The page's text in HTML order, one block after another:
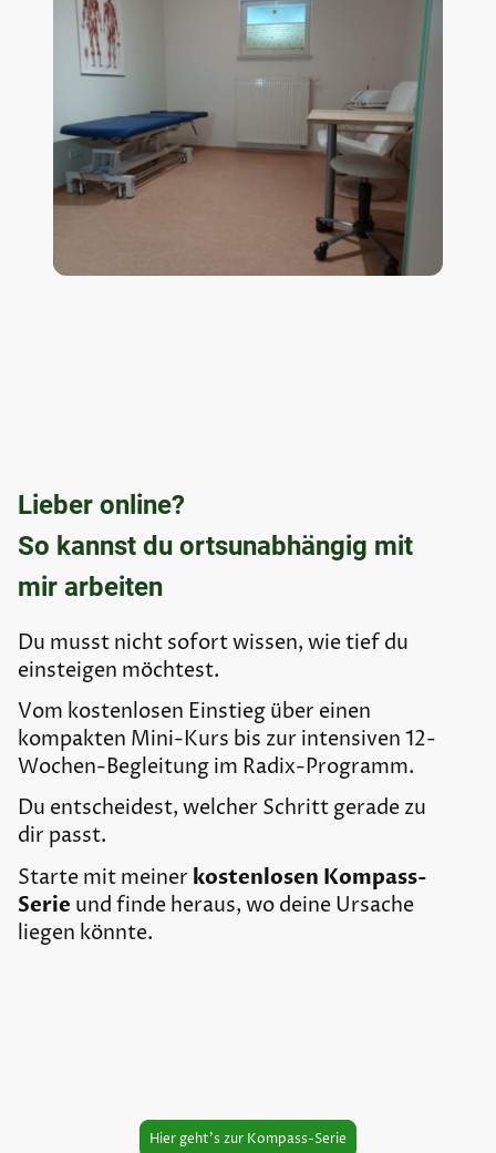
Lieber online?
So kannst du ortsunabhängig mit
mir arbeiten
Du musst nicht sofort wissen, wie tief du
einsteigen möchtest.
Vom kostenlosen Einstieg über einen
kompakten Mini-Kurs bis zur intensiven 12-
Wochen-Begleitung im Radix-Programm.
Du entscheidest, welcher Schritt gerade zu
dir passt.
Starte mit meiner kostenlosen Kompass-
Serie und finde heraus, wo deine Ursache
liegen könnte.
Hier geht's zur Kompass-Serie